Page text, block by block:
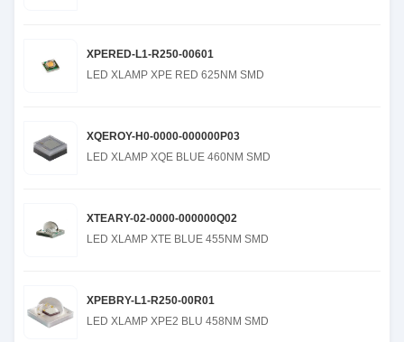
XPERED-L1-R250-00601
LED XLAMP XPE RED 625NM SMD
XQEROY-H0-0000-000000P03
LED XLAMP XQE BLUE 460NM SMD
XTEARY-02-0000-000000Q02
LED XLAMP XTE BLUE 455NM SMD
XPEBRY-L1-R250-00R01
LED XLAMP XPE2 BLU 458NM SMD